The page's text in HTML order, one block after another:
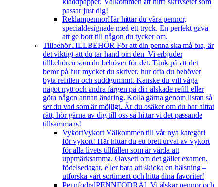
passar just dig!
ReklampennorHär hittar du våra pennor,
specialdesignade med ett tryck. En perfekt gåva
att ge bort till någon du tycker om.
TillbehörTILLBEHÖR För att din penna ska må bra, är
det viktigt att du tar hand om den. Vi erbjuder
tillbehören som du behöver för det. Tänk på att det
beror på hur mycket du skriver, hur ofta du behöver
byta refillen och suddgummit. Kanske du vill våga
något nytt och ändra färgen på din älskade refill eller
göra någon annan ändring. Kolla gärna genom listan så
ser du vad som är möjligt. Är du osäker om du har hittat
rätt, hör gärna av dig till oss så hittar vi det passande
tillsammans!
VykortVykort Välkommen till vår nya kategori
för vykort! Här hittar du ett brett urval av vykort
för alla livets tillfällen som är värda att
uppmärksamma. Oavsett om det gäller examen,
födelsedagar, eller bara att skicka en hälsning –
utforska vårt sortiment och hitta dina favoriter!
PennfodralPENNFODRAL Vi älskar pennor och